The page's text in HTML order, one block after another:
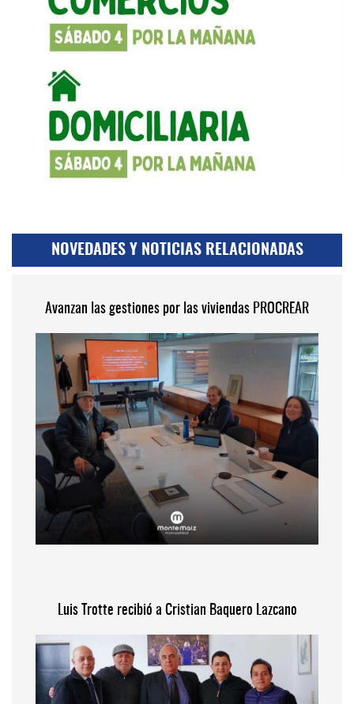
NOVEDADES Y NOTICIAS RELACIONADAS
Avanzan las gestiones por las viviendas PROCREAR
Luis Trotte recibió a Cristian Baquero Lazcano